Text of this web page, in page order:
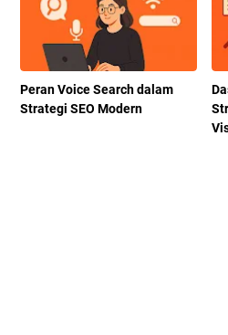
Peran Voice Search dalam
Strategi SEO Modern